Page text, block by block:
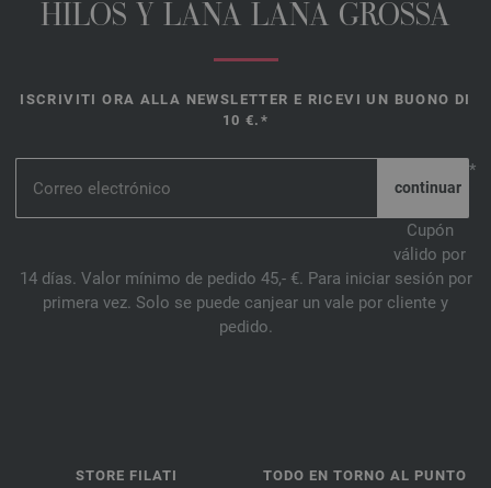
HILOS Y LANA LANA GROSSA
ISCRIVITI ORA ALLA NEWSLETTER E RICEVI UN BUONO DI
10 €.*
*
Cupón
válido por
14 días. Valor mínimo de pedido 45,- €. Para iniciar sesión por
primera vez. Solo se puede canjear un vale por cliente y
pedido.
STORE FILATI TODO EN TORNO AL PUNTO